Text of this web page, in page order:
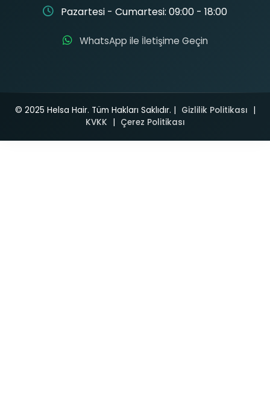
Pazartesi - Cumartesi: 09:00 - 18:00
WhatsApp ile İletişime Geçin
© 2025 Helsa Hair. Tüm Hakları Saklıdır. | Gizlilik Politikası |
KVKK | Çerez Politikası